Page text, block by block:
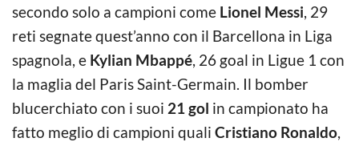
secondo solo a campioni come Lionel Messi, 29
reti segnate quest’anno con il Barcellona in Liga
spagnola, e Kylian Mbappé, 26 goal in Ligue 1 con
la maglia del Paris Saint-Germain. Il bomber
blucerchiato con i suoi 21 gol in campionato ha
fatto meglio di campioni quali Cristiano Ronaldo,